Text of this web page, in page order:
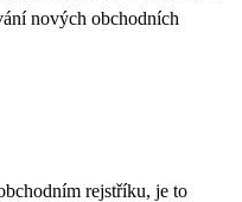
nových obchodních
rejstříku, je to